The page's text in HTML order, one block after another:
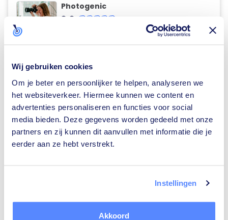
Wij gebruiken cookies
Om je beter en persoonlijker te helpen, analyseren we
het websiteverkeer. Hiermee kunnen we content en
advertenties personaliseren en functies voor social
media bieden. Deze gegevens worden gedeeld met onze
partners en zij kunnen dit aanvullen met informatie die je
eerder aan ze hebt verstrekt.
Instellingen
Akkoord
Photogenic
(48)
9,9
keyboard_arrow_right
BEMIDDELAARS
Reya Advocaten
(101)
9,8
place